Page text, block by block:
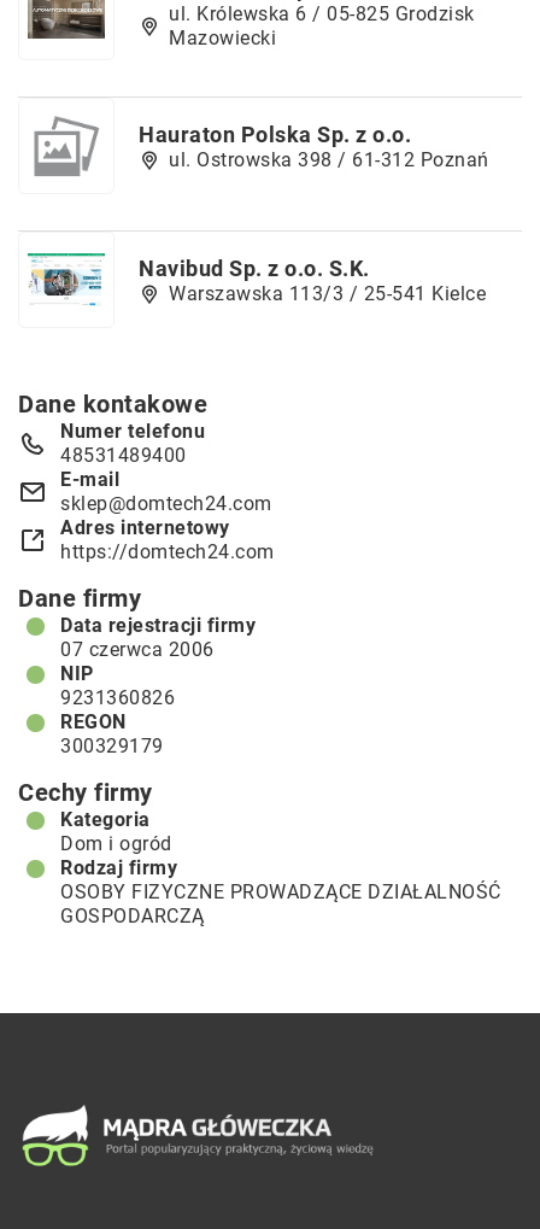
ul. Królewska 6 / 05-825 Grodzisk
Mazowiecki
Hauraton Polska Sp. z o.o.
ul. Ostrowska 398 / 61-312 Poznań
Navibud Sp. z o.o. S.K.
Warszawska 113/3 / 25-541 Kielce
Dane kontakowe
Numer telefonu
48531489400
E-mail
sklep@domtech24.com
Adres internetowy
https://domtech24.com
Dane firmy
Data rejestracji firmy
07 czerwca 2006
NIP
9231360826
REGON
300329179
Cechy firmy
Kategoria
Dom i ogród
Rodzaj firmy
OSOBY FIZYCZNE PROWADZĄCE DZIAŁALNOŚĆ
GOSPODARCZĄ